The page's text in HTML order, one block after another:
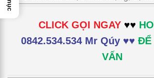
CLICK GỌI NGAY♥♥
0842.534.534 Mr Qúy ♥♥ ĐỂ
VẤN